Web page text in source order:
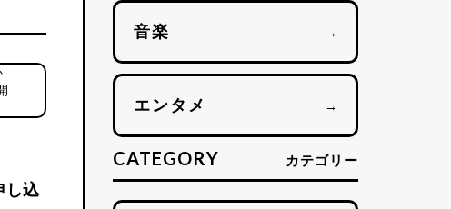
し込
音楽 →
エンタメ →
CATEGORY カテゴリー